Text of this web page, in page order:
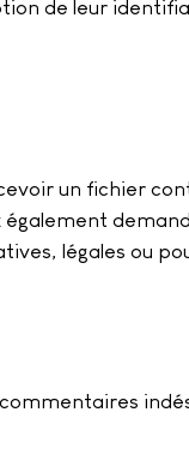
de leur
un fichier
légales ou